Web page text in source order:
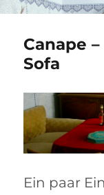
Canape
Sofa
Ein paar